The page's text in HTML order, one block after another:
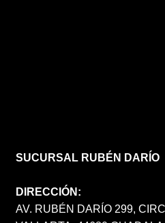
SUCURSAL RUBÉN DARÍO
DIRECCIÓN:
AV. RUBÉN DARÍO 299,